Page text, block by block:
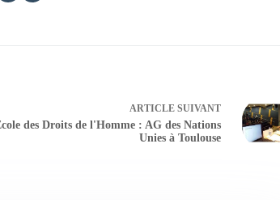
ARTICLESUIVANT
des Droits de l'Homme : AG des Nations
Unies à Toulouse